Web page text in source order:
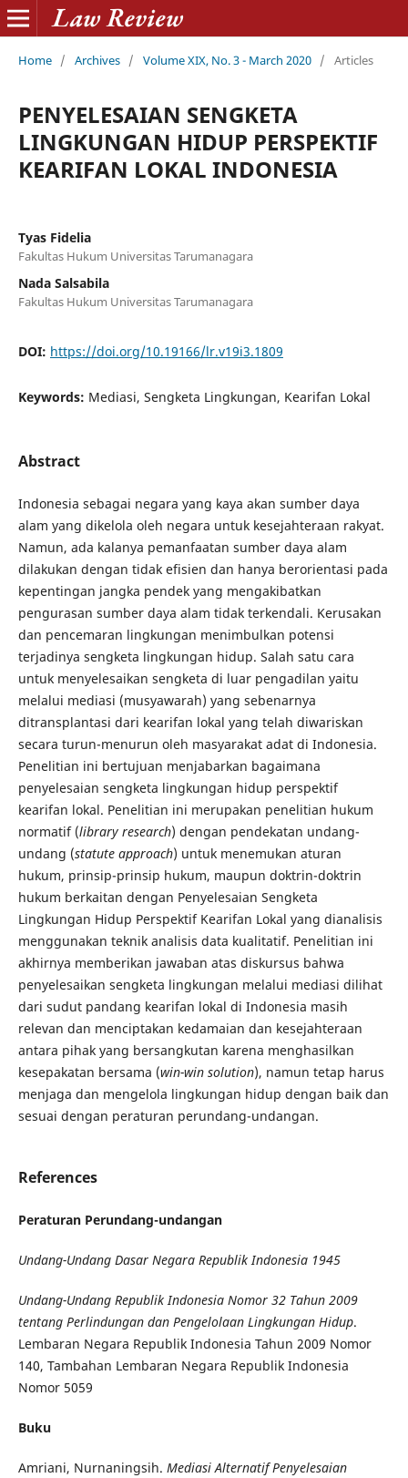
Home / Archives / Volume XIX, No. 3 - March 2020 / Articles
PENYELESAIAN SENGKETA
LINGKUNGAN HIDUP PERSPEKTIF
KEARIFAN LOKAL INDONESIA
Tyas Fidelia
Fakultas Hukum Universitas Tarumanagara
Nada Salsabila
Fakultas Hukum Universitas Tarumanagara
DOI: https://doi.org/10.19166/lr.v19i3.1809
Keywords: Mediasi, Sengketa Lingkungan, Kearifan Lokal
Abstract
Indonesia sebagai negara yang kaya akan sumber daya
alam yang dikelola oleh negara untuk kesejahteraan rakyat.
Namun, ada kalanya pemanfaatan sumber daya alam
dilakukan dengan tidak efisien dan hanya berorientasi pada
kepentingan jangka pendek yang mengakibatkan
pengurasan sumber daya alam tidak terkendali. Kerusakan
dan pencemaran lingkungan menimbulkan potensi
terjadinya sengketa lingkungan hidup. Salah satu cara
untuk menyelesaikan sengketa di luar pengadilan yaitu
melalui mediasi (musyawarah) yang sebenarnya
ditransplantasi dari kearifan lokal yang telah diwariskan
secara turun-menurun oleh masyarakat adat di Indonesia.
Penelitian ini bertujuan menjabarkan bagaimana
penyelesaian sengketa lingkungan hidup perspektif
kearifan lokal. Penelitian ini merupakan penelitian hukum
normatif (library research) dengan pendekatan undang-
undang (statute approach) untuk menemukan aturan
hukum, prinsip-prinsip hukum, maupun doktrin-doktrin
hukum berkaitan dengan Penyelesaian Sengketa
Lingkungan Hidup Perspektif Kearifan Lokal yang dianalisis
menggunakan teknik analisis data kualitatif. Penelitian ini
akhirnya memberikan jawaban atas diskursus bahwa
penyelesaikan sengketa lingkungan melalui mediasi dilihat
dari sudut pandang kearifan lokal di Indonesia masih
relevan dan menciptakan kedamaian dan kesejahteraan
antara pihak yang bersangkutan karena menghasilkan
kesepakatan bersama (win-win solution), namun tetap harus
menjaga dan mengelola lingkungan hidup dengan baik dan
sesuai dengan peraturan perundang-undangan.
References
Peraturan Perundang-undangan
Undang-Undang Dasar Negara Republik Indonesia 1945
Undang-Undang Republik Indonesia Nomor 32 Tahun 2009
tentang Perlindungan dan Pengelolaan Lingkungan Hidup.
Lembaran Negara Republik Indonesia Tahun 2009 Nomor
140, Tambahan Lembaran Negara Republik Indonesia
Nomor 5059
Buku
Amriani, Nurnaningsih. Mediasi Alternatif Penyelesaian